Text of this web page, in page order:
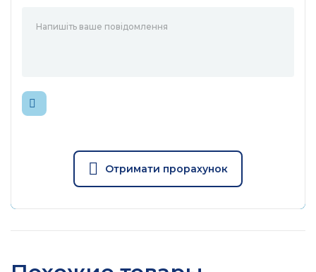
Возможности программного обеспечения
возможности
Метод передачи
Хранение и передача
передача данных)
Отримати прорахунок